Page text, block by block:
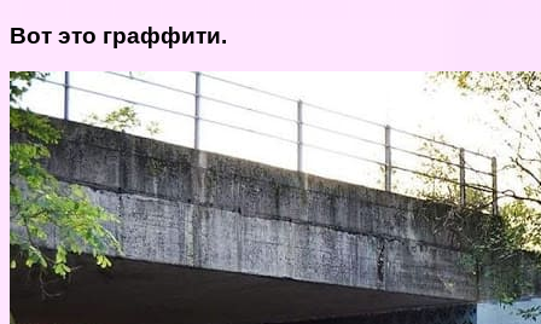
Вот это граффити.